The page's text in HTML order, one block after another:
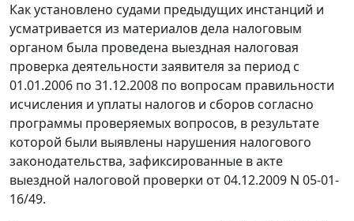
Как установлено судами предыдущих инстанций и
усматривается из материалов дела налоговым
органом была проведена выездная налоговая
проверка деятельности заявителя за период с
01.01.2006 по 31.12.2008 по вопросам правильности
исчисления и уплаты налогов и сборов согласно
программы проверяемых вопросов, в результате
которой были выявлены нарушения налогового
законодательства, зафиксированные в акте
выездной налоговой проверки от 04.12.2009 N 05-01-
16/49.